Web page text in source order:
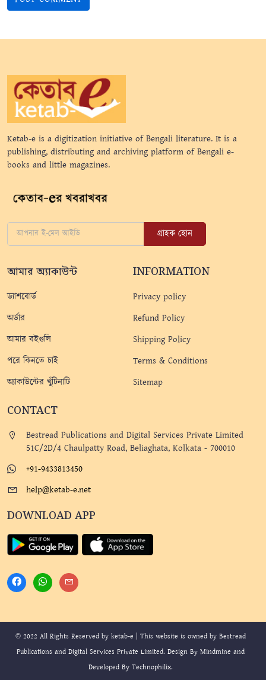
Ketab-e is a digitization initiative of Bengali literature. It is a
publishing, distributing and archiving platform of Bengali e-
books and little magazines.
গ্রাহক হোন
আমার অ্যাকাউন্ট
ড্যাশবোর্ড
অর্ডার
আমার বইগুলি
পরে কিনতে চাই
অ্যাকাউন্টের খুঁটিনাটি
INFORMATION
Privacy policy
Refund Policy
Shipping Policy
Terms & Conditions
Sitemap
CONTACT
Bestread Publications and Digital Services Private Limited
51C/2D/4 Chaulpatty Road, Beliaghata, Kolkata - 700010
+91-9433813450
help@ketab-e.net
DOWNLOAD APP
© 2022 All Rights Reserved by ketab-e | This website is owned by Bestread
Publications and Digital Services Private Limited. Design By Mindmine and
Developed By Technophilix.